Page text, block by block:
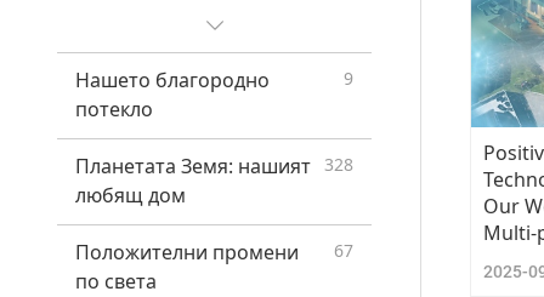
Полезни съвети
Нашето благородно
потекло
9
Планетата Земя: нашият
любящ дом
328
Положителни промени
по света
67
Our
Multi-
2025-